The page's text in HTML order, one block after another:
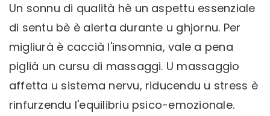
Un sonnu di qualità hè un aspettu essenziale
di sentu bè è alerta durante u ghjornu. Per
migliurà è caccià l'insomnia, vale a pena
piglià un cursu di massaggi. U massaggio
affetta u sistema nervu, riducendu u stress è
rinfurzendu l'equilibriu psico-emozionale.